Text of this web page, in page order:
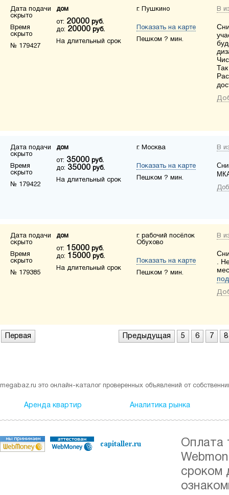
Дата подачи
скрыто
Время
скрыто
№ 179427
дом
от: 20000 руб.
до: 20000 руб.
На длительный срок
г. Пушкино
Показать на карте
Пешком ? мин.
В
Дата подачи
скрыто
Время
скрыто
№ 179422
дом
от: 35000 руб.
до: 35000 руб.
На длительный срок
г. Москва
Показать на карте
Пешком ? мин.
В
Дата подачи
скрыто
Время
скрыто
№ 179385
дом
от: 15000 руб.
до: 15000 руб.
На длительный срок
г. рабочий посёлок
Обухово
Показать на карте
Пешком ? мин.
В
.
Первая Предыдущая 5 6 7 8
megabaz.ru это онлайн-каталог проверенных объявлений от
Аренда квартир Аналитика рынка
Оплата
сроком